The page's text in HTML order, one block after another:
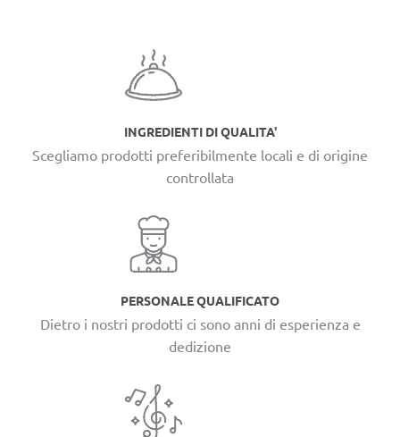
INGREDIENTI DI QUALITA'
Scegliamo prodotti preferibilmente locali e di origine
controllata
PERSONALE QUALIFICATO
Dietro i nostri prodotti ci sono anni di esperienza e
dedizione